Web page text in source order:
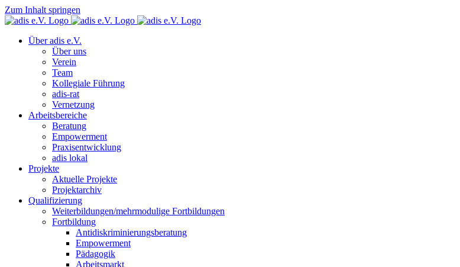
Zum Inhalt springen
Über adis e.V.
Über uns
Verein
Team
Kollegiale Führung
adis-rat
Vernetzung
Arbeitsbereiche
Beratung
Empowerment
Praxisentwicklung
adis lokal
Projekte
Aktuelle Projekte
Projektarchiv
Qualifizierung
Weiterbildungen/mehrmodulige Fortbildungen
Fortbildung
Antidiskriminierungsberatung
Empowerment
Pädagogik
Arbeitsmarkt